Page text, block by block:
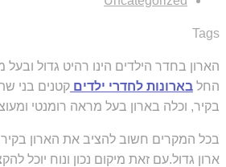
Tags
הארון בחדר הילדים הינו רהיט גדול
החל בארונות לחדרי ילדים קטנים בני
בקיר, וכלה בארון בעל מראה רומנטי
בכל המקרים חשוב להציב את הארון
ארון גדול.עם זאת מיקום נכון ונוח יוכל